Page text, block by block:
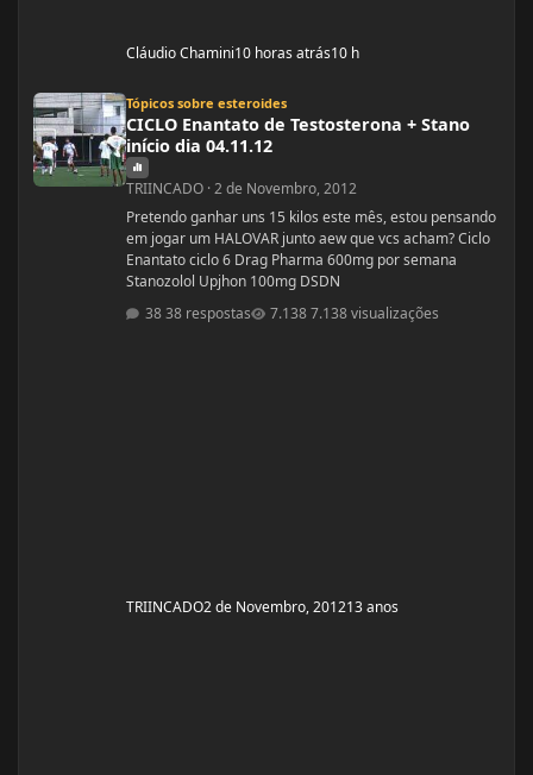
Cláudio Chamini10 horas atrás10 h
Tópicos sobre esteroides
CICLO Enantato de Testosterona + Stano
início dia 04.11.12
TRIINCADO ·2 de Novembro, 2012
Pretendo ganhar uns 15 kilos este mês, estou pensando
em jogar um HALOVAR junto aew que vcs acham? Ciclo
Enantato ciclo 6 Drag Pharma 600mg por semana
Stanozolol Upjhon 100mg DSDN
38 respostas
7.138 visualizações
TRIINCADO2 de Novembro, 201213 anos